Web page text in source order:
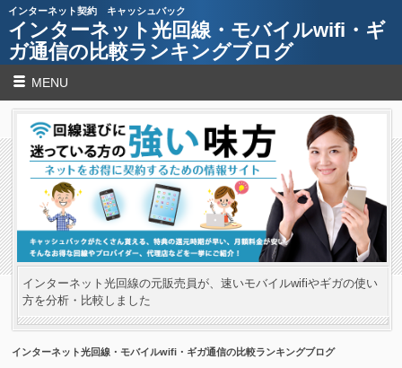
インターネット契約 キャッシュバック
インターネット光回線・モバイルwifi・ギ
ガ通信の比較ランキングブログ
MENU
インターネット光回線の元販売員が、速いモバイルwifiやギガの使い
方を分析・比較しました
インターネット光回線・モバイルwifi・ギガ通信の比較ランキングブログ